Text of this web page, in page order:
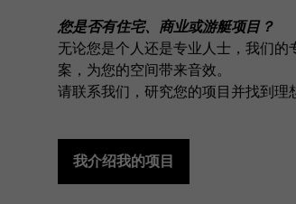
您是否有住宅、商业或游艇项目？
无论您是个人还是专业人士，我们
案，为您的空间带来音效。
请联系我们，研究您的项目并找到理
我介绍我的项目